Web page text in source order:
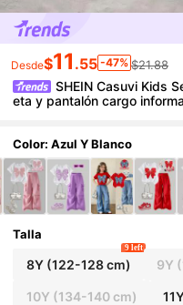
Desde$11 .55 -47% $21.88
SHEIN Casuvi Kids
eta y pantalón cargo
o de moda para primavera/
Color: Azul Y Blanco
Talla
8Y(122-128 cm)
9 left
9Y
10Y (134-140 cm)